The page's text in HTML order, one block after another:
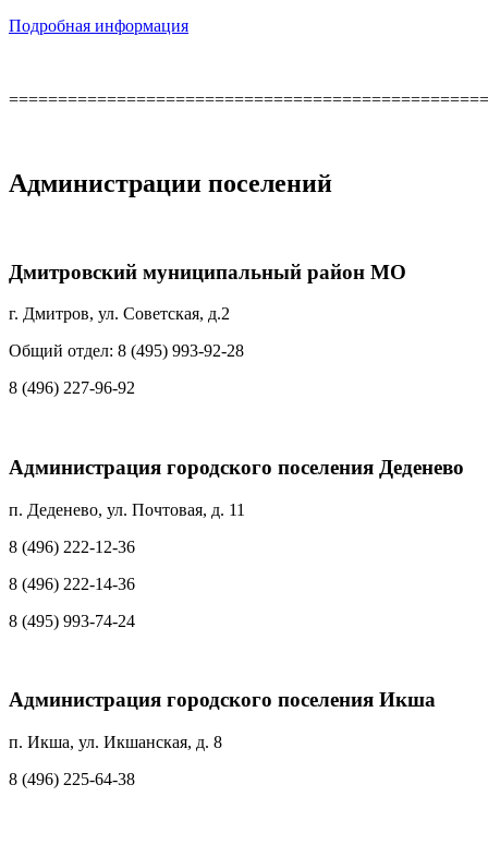
Подробная информация
Администрации поселений
Дмитровский муниципальный район МО
г. Дмитров, ул. Советская, д.2
Общий отдел: 8 (495) 993-92-28
8 (496) 227-96-92
Администрация городского поселения Деденево
п. Деденево, ул. Почтовая, д. 11
8 (496) 222-12-36
8 (496) 222-14-36
8 (495) 993-74-24
Администрация городского поселения Икша
п. Икша, ул. Икшанская, д. 8
8 (496) 225-64-38